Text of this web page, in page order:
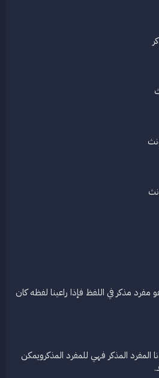
مذكر في اللفظ فإذا راعينا لفظه كان
المفرد المذكر فهي للمفرد المذكرويمكن